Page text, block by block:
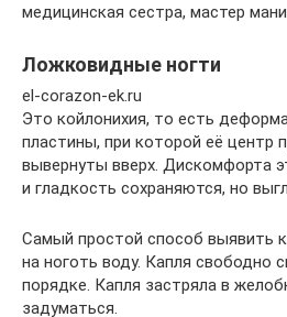
медицинская сестра, мастер
Ложковидные ногти
el-corazon-ek.ru
Это койлонихия, то есть
пластины, при которой её центр
вывернуты вверх. Дискомфорта
и гладкость сохраняются, но
Самый простой способ выявить
на ноготь воду. Капля свободно
порядке. Капля застряла в
задуматься.